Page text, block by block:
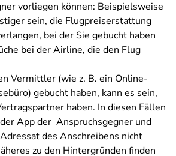
vorliegen können: Beispielsweise
sein, die Flugpreiserstattung
bei der Sie gebucht haben
bei der Airline, die den Flug
Vermittler (wie z. B. ein Online-
gebucht haben, kann es sein,
haben. In diesen Fällen
App der Anspruchsgegner und
des Anschreibens nicht
zu den Hintergründen finden